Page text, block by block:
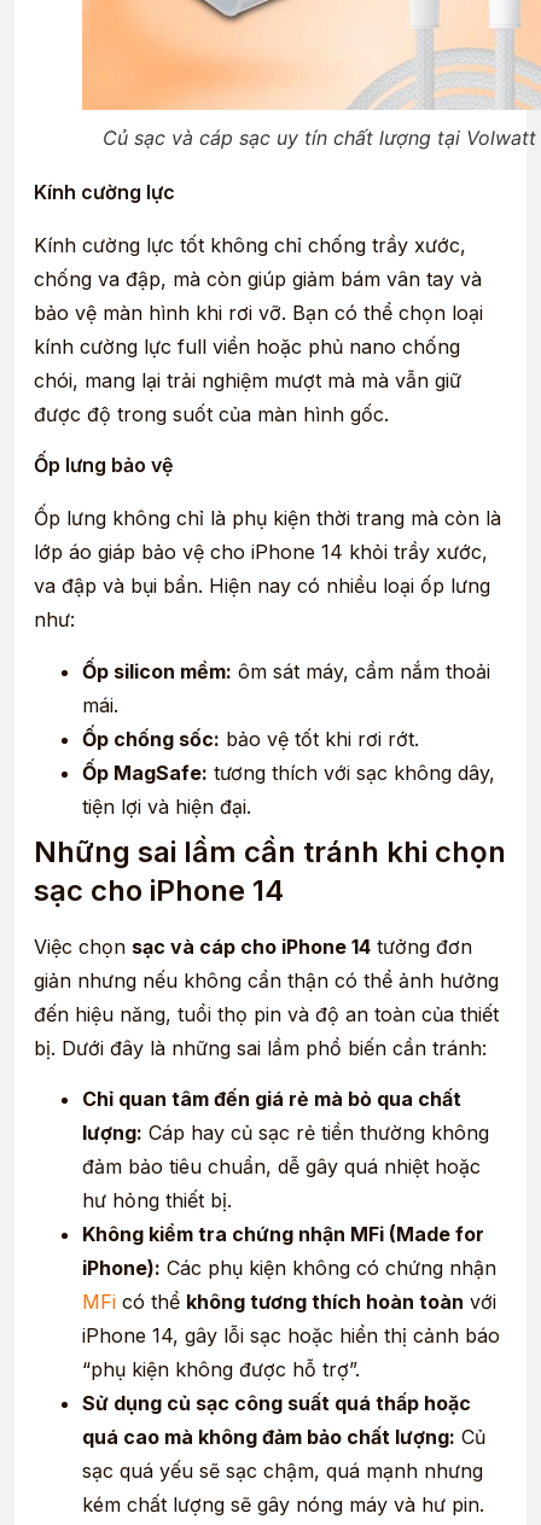
Củ sạc và cáp sạc uy tín chất lượng tại Volwatt
Kính cường lực
Kính cường lực tốt không chỉ chống trầy xước,
chống va đập, mà còn giúp giảm bám vân tay và
bảo vệ màn hình khi rơi vỡ. Bạn có thể chọn loại
kính cường lực full viền hoặc phủ nano chống
chói, mang lại trải nghiệm mượt mà mà vẫn giữ
được độ trong suốt của màn hình gốc.
Ốp lưng bảo vệ
Ốp lưng không chỉ là phụ kiện thời trang mà còn là
lớp áo giáp bảo vệ cho iPhone 14 khỏi trầy xước,
va đập và bụi bẩn. Hiện nay có nhiều loại ốp lưng
như:
Ốp silicon mềm: ôm sát máy, cầm nắm thoải
mái.
Ốp chống sốc: bảo vệ tốt khi rơi rớt.
Ốp MagSafe: tương thích với sạc không dây,
tiện lợi và hiện đại.
Những sai lầm cần tránh khi chọn
sạc cho iPhone 14
Việc chọn sạc và cáp cho iPhone 14 tưởng đơn
giản nhưng nếu không cẩn thận có thể ảnh hưởng
đến hiệu năng, tuổi thọ pin và độ an toàn của thiết
bị. Dưới đây là những sai lầm phổ biến cần tránh:
Chỉ quan tâm đến giá rẻ mà bỏ qua chất
lượng: Cáp hay củ sạc rẻ tiền thường không
đảm bảo tiêu chuẩn, dễ gây quá nhiệt hoặc
hư hỏng thiết bị.
Không kiểm tra chứng nhận MFi (Made for
iPhone): Các phụ kiện không có chứng nhận
MFi có thể không tương thích hoàn toàn với
iPhone 14, gây lỗi sạc hoặc hiển thị cảnh báo
“phụ kiện không được hỗ trợ”.
Sử dụng củ sạc công suất quá thấp hoặc
quá cao mà không đảm bảo chất lượng: Củ
sạc quá yếu sẽ sạc chậm, quá mạnh nhưng
kém chất lượng sẽ gây nóng máy và hư pin.